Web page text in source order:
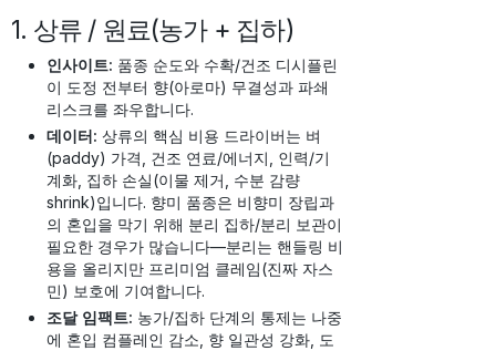
1. 상류 / 원료(농가 + 집하)
인사이트: 품종 순도와 수확/건조 디시플린
이 도정 전부터 향(아로마) 무결성과 파쇄
리스크를 좌우합니다.
데이터: 상류의 핵심 비용 드라이버는 벼
(paddy) 가격, 건조 연료/에너지, 인력/기
계화, 집하 손실(이물 제거, 수분 감량
shrink)입니다. 향미 품종은 비향미 장립과
의 혼입을 막기 위해 분리 집하/분리 보관이
필요한 경우가 많습니다—분리는 핸들링 비
용을 올리지만 프리미엄 클레임(진짜 자스
민) 보호에 기여합니다.
조달 임팩트: 농가/집하 단계의 통제는 나중
에 혼입 컴플레인 감소, 향 일관성 강화, 도